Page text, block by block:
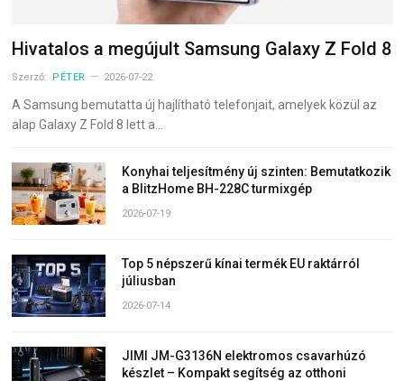
Hivatalos a megújult Samsung Galaxy Z Fold 8
Szerző: PÉTER 2026-07-22
A Samsung bemutatta új hajlítható telefonjait, amelyek közül az
alap Galaxy Z Fold 8 lett a…
Konyhai teljesítmény új szinten: Bemutatkozik
a BlitzHome BH-228C turmixgép
2026-07-19
Top 5 népszerű kínai termék EU raktárról
júliusban
2026-07-14
JIMI JM-G3136N elektromos csavarhúzó
készlet – Kompakt segítség az otthoni